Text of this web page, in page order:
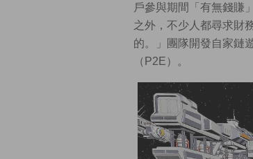
戶參與期間「有無錢賺
之外，不少人都尋求財
的。」團隊開發自家鏈
（P2E）。